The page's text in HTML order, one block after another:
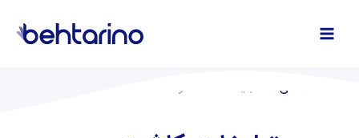
محتوا
صفحه اصلی تبلیغات کاشت مو